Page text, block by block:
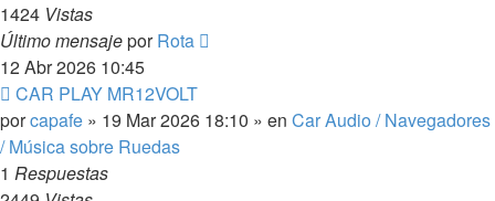
1424 Vistas
Último mensajeporRota
12 Abr 2026 10:45
Nuevo
mensaje
CAR PLAY MR12VOLT
porcapafe » 19 Mar 2026 18:10 » en Car Audio / Navegadores
/ Música sobre Ruedas
1 Respuestas